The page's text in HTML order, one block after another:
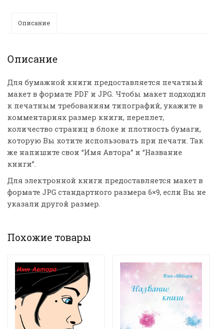
Описание
Описание
Для бумажной книги предоставляется печатный
макет в формате PDF и JPG. Чтобы макет подходил
к печатным требованиям типографий, укажите в
комментариях размер книги, переплет,
количество страниц в блоке и плотность бумаги,
которую Вы хотите использовать при печати. Так
же напишите свои “Имя Автора” и “Название
книги”.
Для электронной книги предоставляется макет в
формате JPG стандартного размера 6×9, если Вы не
указали другой размер.
Похожие товары